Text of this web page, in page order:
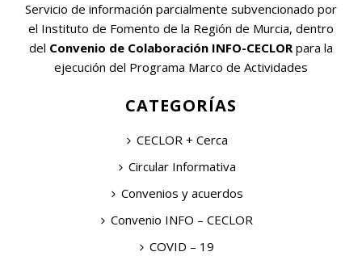
Servicio de información parcialmente subvencionado por
el Instituto de Fomento de la Región de Murcia, dentro
del Convenio de Colaboración INFO-CECLOR para la
ejecución del Programa Marco de Actividades
CATEGORÍAS
CECLOR + Cerca
Circular Informativa
Convenios y acuerdos
Convenio INFO – CECLOR
COVID – 19